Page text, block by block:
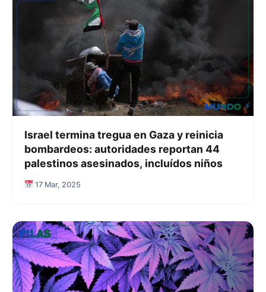
Israel termina tregua en Gaza y reinicia
bombardeos: autoridades reportan 44
palestinos asesinados, incluídos niños
17 Mar, 2025